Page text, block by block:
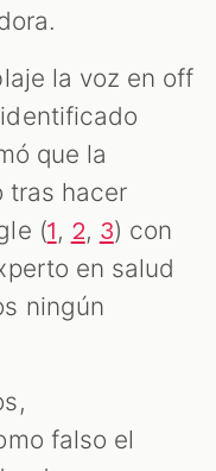
la voz en off
que la
tras hacer
(1, 2, 3) con
en salud
ningún
falso el